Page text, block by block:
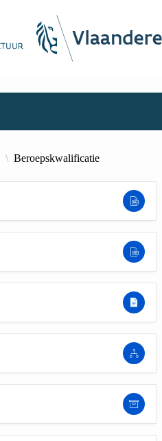
Beroepskwalificatie